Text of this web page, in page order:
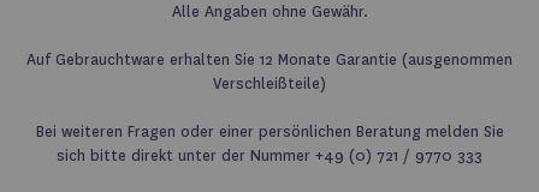
Alle Angaben ohne Gewähr.
Auf Gebrauchtware erhalten Sie 12 Monate Garantie (ausgenommen
Verschleißteile)
Bei weiteren Fragen oder einer persönlichen Beratung melden Sie
sich bitte direkt unter der Nummer +49 (0) 721 / 9770 333